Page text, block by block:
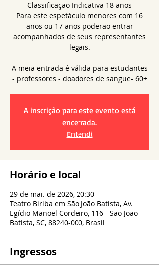
Classificação Indicativa 18 anos
Para este espetáculo menores com 16
anos ou 17 anos poderão entrar
acompanhados de seus representantes
legais.
A meia entrada é válida para estudantes
- professores - doadores de sangue- 60+
A inscrição para este evento está
encerrada.
Entendi
Horário e local
29 de mai. de 2026, 20:30
Teatro Biriba em São João Batista, Av.
Egídio Manoel Cordeiro, 116 - São João
Batista, SC, 88240-000, Brasil
Ingressos